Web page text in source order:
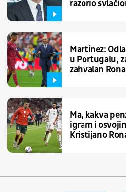
razorio
Martinez:
u Portugalu,
zahvalan
Ma, kakva
igram i
Kristijano